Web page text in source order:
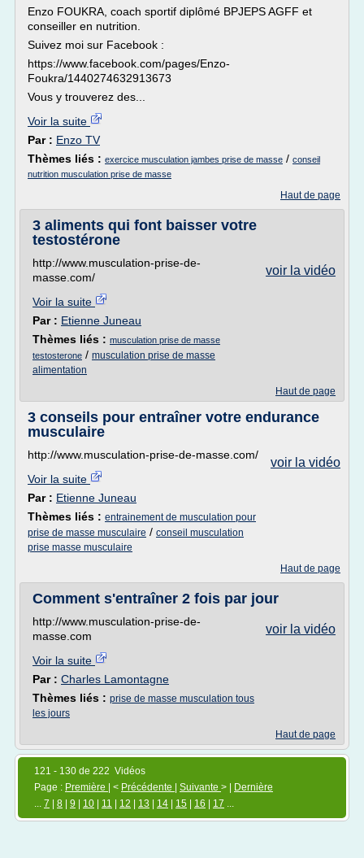
Enzo FOUKRA, coach sportif diplômé BPJEPS AGFF et
conseiller en nutrition.
Suivez moi sur Facebook :
https://www.facebook.com/pages/Enzo-
Foukra/1440274632913673
Vous y trouverez des...
Voir la suite
Par : Enzo TV
Thèmes liés : exercice musculation jambes prise de masse / conseil
nutrition musculation prise de masse
Haut de page
3 aliments qui font baisser votre
testostérone
voir la vidéo
http://www.musculation-prise-de-
masse.com/
Voir la suite
Par : Etienne Juneau
Thèmes liés : musculation prise de masse
testosterone / musculation prise de masse
alimentation
Haut de page
3 conseils pour entraîner votre endurance
musculaire
voir la vidéo
http://www.musculation-prise-de-masse.com/
Voir la suite
Par : Etienne Juneau
Thèmes liés : entrainement de musculation pour
prise de masse musculaire / conseil musculation
prise masse musculaire
Haut de page
Comment s'entraîner 2 fois par jour
voir la vidéo
http://www.musculation-prise-de-
masse.com
Voir la suite
Par : Charles Lamontagne
Thèmes liés : prise de masse musculation tous
les jours
Haut de page
121 - 130 de 222 Vidéos
Page : Première | < Précédente Suivante > |
Dernière
... 7 8 9 10 11 12 13 14 15 16 17 ...